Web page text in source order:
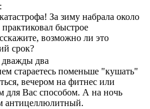
За зиму набрала около
быстрое
возможно ли это
срок?
дважды два
стараетесь поменьше "кушать"
вечером на фитнес или
для Вас способом. А на ночь
антицеллюлитный.